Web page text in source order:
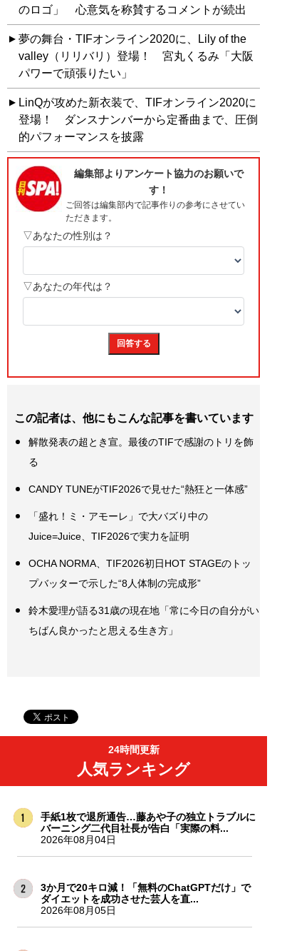
のロゴ」 心意気を称賛するコメントが続出
夢の舞台・TIFオンライン2020に、Lily of the
valley（リリバリ）登場！ 宮丸くるみ「大阪
パワーで頑張りたい」
LinQが攻めた新衣装で、TIFオンライン2020に
登場！ ダンスナンバーから定番曲まで、圧倒
的パフォーマンスを披露
この記者は、他にもこんな記事を書いています
解散発表の超とき宣。最後のTIFで感謝のトリを飾
る
CANDY TUNEがTIF2026で見せた“熱狂と一体感”
「盛れ！ミ・アモーレ」で大バズり中の
Juice=Juice、TIF2026で実力を証明
OCHA NORMA、TIF2026初日HOT STAGEのトッ
プバッターで示した“8人体制の完成形”
鈴木愛理が語る31歳の現在地「常に今日の自分がい
ちばん良かったと思える生き方」
24時間更新
人気ランキング
手紙1枚で退所通告…藤あや子の独立トラブルに
バーニング二代目社長が告白「実際の料...
2026年08月04日
3か月で20キロ減！「無料のChatGPTだけ」で
ダイエットを成功させた芸人を直...
2026年08月05日